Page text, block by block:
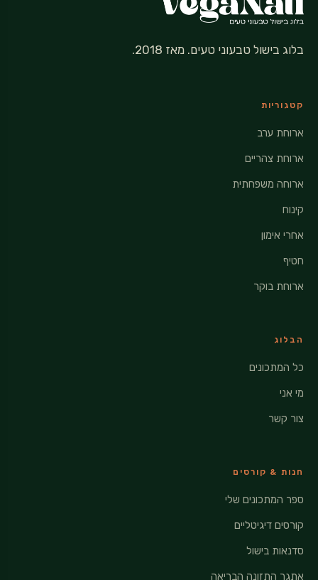
בלוג בישול טבעוני טעים. מאז 2018.
קטגוריות
ארוחת ערב
ארוחת צהריים
ארוחה משפחתית
קינוח
אחרי אימון
חטיף
ארוחת בוקר
הבלוג
כל המתכונים
מי אני
צור קשר
חנות & קורסים
ספר המתכונים שלי
קורסים דיגיטליים
סדנאות בישול
אתגר התזונה הבריאה